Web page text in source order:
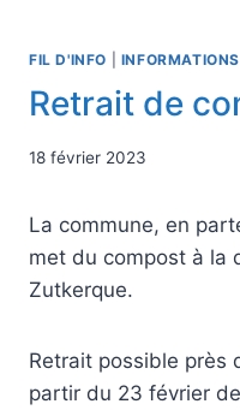
FIL D'INFO
Retrait de
18 février 2023
La commune, en
met du compost à la
Zutkerque.
Retrait possible près
partir du 23 février